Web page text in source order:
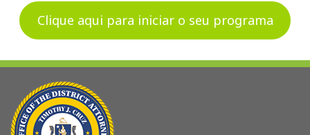
Clique aqui para iniciar o seu programa